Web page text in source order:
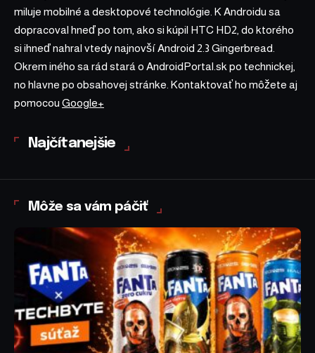
miluje mobilné a desktopové technológie. K Androidu sa
dopracoval hneď po tom, ako si kúpil HTC HD2, do ktorého
si ihneď nahral vtedy najnovší Android 2.3 Gingerbread.
Okrem iného sa rád stará o AndroidPortal.sk po technickej,
no hlavne po obsahovej stránke. Kontaktovať ho môžete aj
pomocou Google+
Najčítanejšie
Môže sa vám páčiť